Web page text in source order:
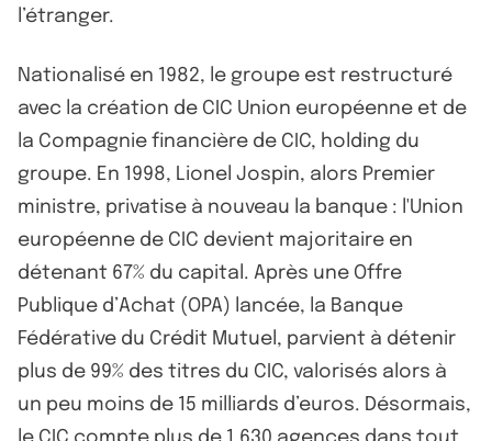
l’étranger.
Nationalisé en 1982, le groupe est restructuré
avec la création de CIC Union européenne et de
la Compagnie financière de CIC, holding du
groupe. En 1998, Lionel Jospin, alors Premier
ministre, privatise à nouveau la banque : l'Union
européenne de CIC devient majoritaire en
détenant 67% du capital. Après une Offre
Publique d’Achat (OPA) lancée, la Banque
Fédérative du Crédit Mutuel, parvient à détenir
plus de 99% des titres du CIC, valorisés alors à
un peu moins de 15 milliards d’euros. Désormais,